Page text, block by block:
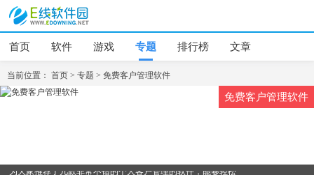
首页 软件 游戏 专题 排行榜 文章
当前位置： 首页 > 专题 > 免费客户管理软件
免费客户管理软件
为大家推荐了几款非常不错的个人客户管理的软件，能够轻松